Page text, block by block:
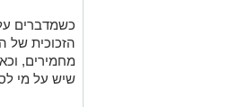
כשמדברים
הזכוכית של
מחמירים,
שיש על מי